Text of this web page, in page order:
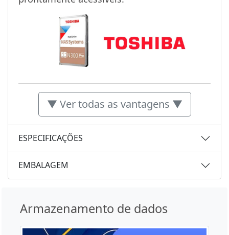
▼ Ver todas as vantagens ▼
ESPECIFICAÇÕES
EMBALAGEM
Armazenamento de dados